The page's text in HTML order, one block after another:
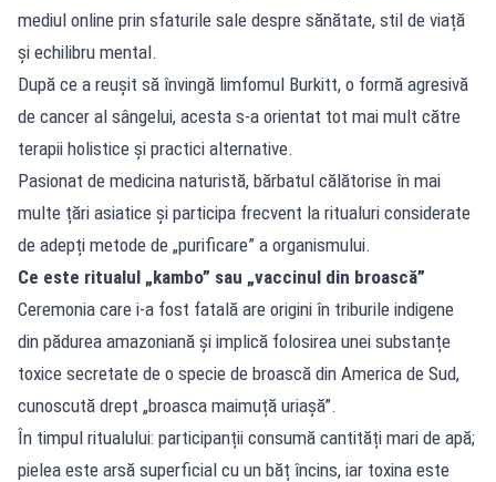
mediul online prin sfaturile sale despre sănătate, stil de viață
și echilibru mental.
După ce a reușit să învingă limfomul Burkitt, o formă agresivă
de cancer al sângelui, acesta s-a orientat tot mai mult către
terapii holistice și practici alternative.
Pasionat de medicina naturistă, bărbatul călătorise în mai
multe țări asiatice și participa frecvent la ritualuri considerate
de adepți metode de „purificare” a organismului.
Ce este ritualul „kambo” sau „vaccinul din broască”
Ceremonia care i-a fost fatală are origini în triburile indigene
din pădurea amazoniană și implică folosirea unei substanțe
toxice secretate de o specie de broască din America de Sud,
cunoscută drept „broasca maimuță uriașă”.
În timpul ritualului: participanții consumă cantități mari de apă;
pielea este arsă superficial cu un băț încins, iar toxina este